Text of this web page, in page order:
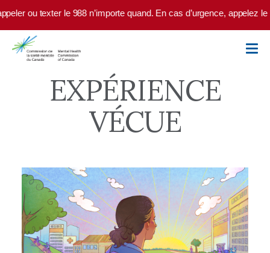
Skip to main content
n’importe quand. En cas d’urgence, appelez le 9-1-1 ou
EXPÉRIENCE
VÉCUE